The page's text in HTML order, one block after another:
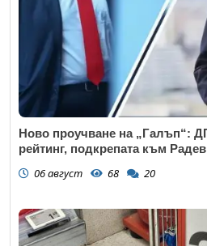
Ново проучване на „Галъп“:
рейтинг, подкрепата към Радев
06 август 68 20